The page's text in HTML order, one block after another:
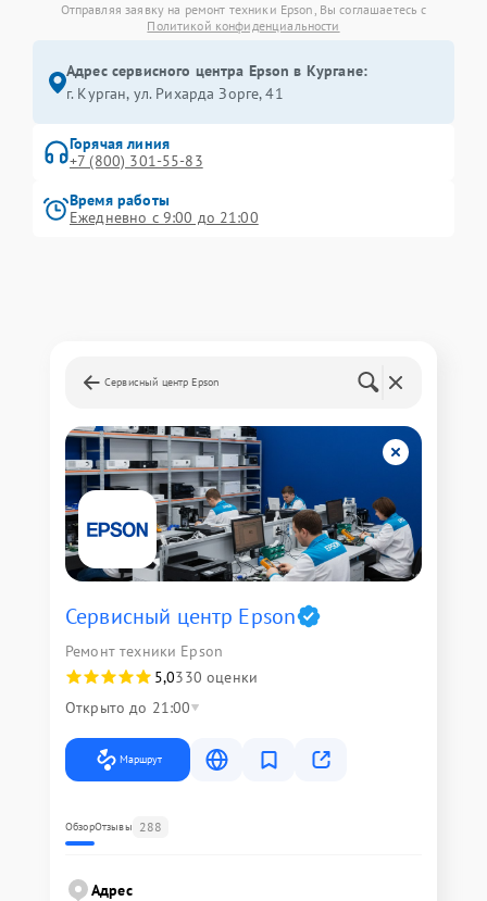
Отправляя заявку на ремонт техники Epson, Вы соглашаетесь с
Политикой конфиденциальности
Адрес сервисного центра Epson в Кургане:
г. Курган, ул. Рихарда Зорге, 41
Горячая линия
+7 (800) 301-55-83
Время работы
Ежедневно с 9:00 до 21:00
Сервисный центр Epson
Сервисный центр Epson
Ремонт техники Epson
5,0330 оценки
Открыто до 21:00
Маршрут
ОбзорОтзывы 288
Адрес